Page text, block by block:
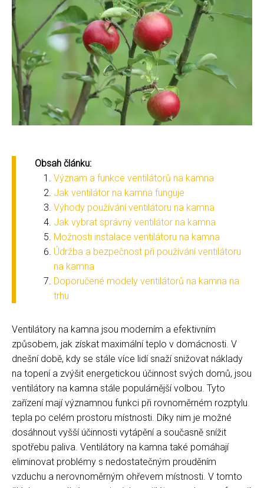
Obsah článku:
Význam a funkce ventilátorů na kamna
Jak ventilátor na kamna funguje
Výhody používání ventilátoru na kamna
Jak vybrat správný ventilátor na kamna
Možnosti instalace ventilátoru na kamna
Údržba a bezpečnost při používání ventilátoru
na kamna
Doporučené modely ventilátorů na kamna na
trhu
Ventilátory na kamna jsou moderním a efektivním
způsobem, jak získat maximální teplo v domácnosti. V
dnešní době, kdy se stále více lidí snaží snižovat náklady
na topení a zvýšit energetickou účinnost svých domů, jsou
ventilátory na kamna stále populárnější volbou. Tyto
zařízení mají významnou funkci při rovnoměrném rozptylu
tepla po celém prostoru místnosti. Díky nim je možné
dosáhnout vyšší účinnosti vytápění a současně snížit
spotřebu paliva. Ventilátory na kamna také pomáhají
eliminovat problémy s nedostatečným prouděním
vzduchu a nerovnoměrným ohřevem místnosti. V tomto